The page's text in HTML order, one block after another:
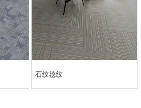
石纹毯纹